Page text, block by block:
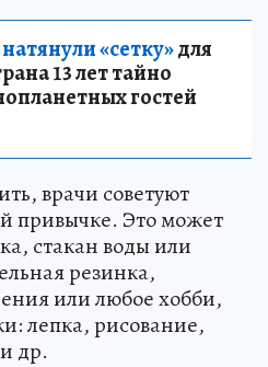
«сетку»для
13 лет тайно
гостей
врачи советуют
привычке. Это может
стакан воды или
резинка,
или любое хобби,
лепка, рисование,
др.